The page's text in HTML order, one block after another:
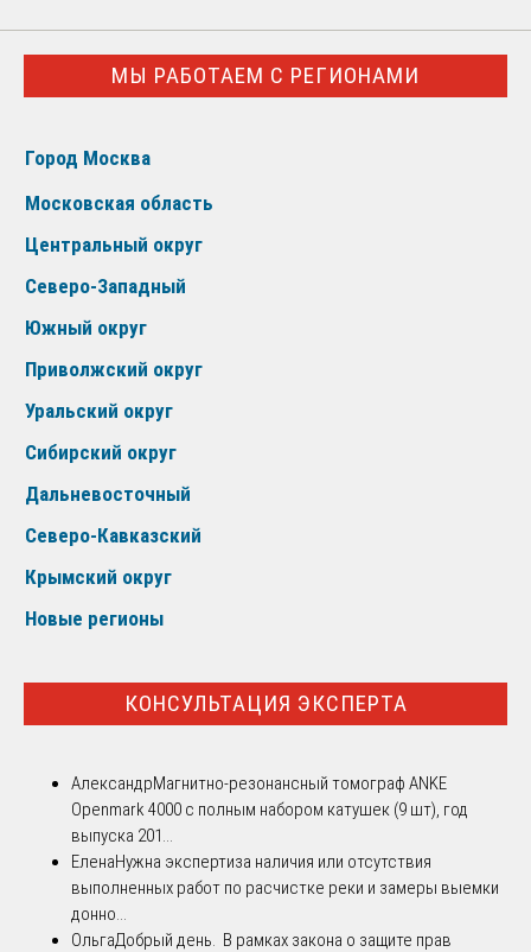
МЫ РАБОТАЕМ С РЕГИОНАМИ
Город Москва
Московская область
Центральный округ
Северо-Западный
Южный округ
Приволжский округ
Уральский округ
Сибирский округ
Дальневосточный
Северо-Кавказский
Крымский округ
Новые регионы
КОНСУЛЬТАЦИЯ ЭКСПЕРТА
АлександрМагнитно-резонансный томограф ANKE
Openmark 4000 с полным набором катушек (9 шт), год
выпуска 201...
ЕленаНужна экспертиза наличия или отсутствия
выполненных работ по расчистке реки и замеры выемки
донно...
ОльгаДобрый день. В рамках закона о защите прав